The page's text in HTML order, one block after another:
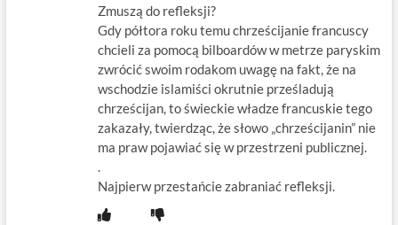
Zmuszą do refleksji?
Gdy półtora roku temu chrześcijanie francuscy
chcieli za pomocą bilboardów w metrze paryskim
zwrócić swoim rodakom uwagę na fakt, że na
wschodzie islamiści okrutnie prześladują
chrześcijan, to świeckie władze francuskie tego
zakazały, twierdząc, że słowo „chrześcijanin” nie
ma praw pojawiać się w przestrzeni publicznej.
.
Najpierw przestańcie zabraniać refleksji.